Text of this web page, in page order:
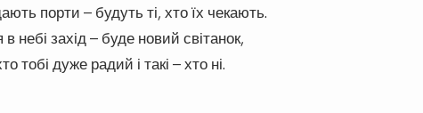
порти – будуть ті, хто їх чекають.
небі захід – буде новий світанок,
тобі дуже радий і такі – хто ні.